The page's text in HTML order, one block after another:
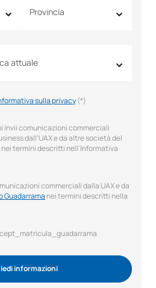
Provincia
attuale
sulla privacy(*)
invii comunicazioni commerciali
dall'UAX e da altre società del
nei termini descritti nell'Informativa
commerciali dalla UAX e da
Guadarrama nei termini descritti nella
informazioni